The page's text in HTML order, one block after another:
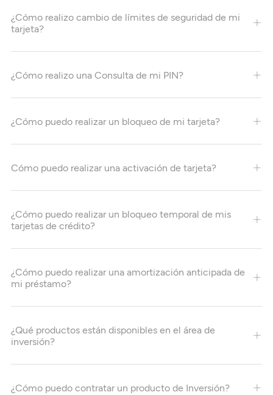
¿Cómo realizo cambio de límites de seguridad de mi
tarjeta?
¿Cómo realizo una Consulta de mi PIN?
¿Cómo puedo realizar un bloqueo de mi tarjeta?
Cómo puedo realizar una activación de tarjeta?
¿Cómo puedo realizar un bloqueo temporal de mis
tarjetas de crédito?
¿Cómo puedo realizar una amortización anticipada de
mi préstamo?
¿Qué productos están disponibles en el área de
inversión?
¿Cómo puedo contratar un producto de Inversión?